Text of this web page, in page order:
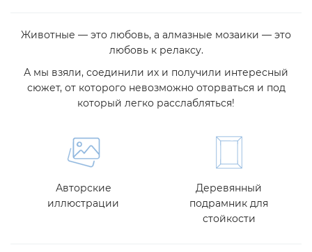
Животные — это любовь, а алмазные мозаики — это
любовь к релаксу.
А мы взяли, соединили их и получили интересный
сюжет, от которого невозможно оторваться и под
который легко расслабляться!
Авторские
иллюстрации
Деревянный
подрамник для
стойкости